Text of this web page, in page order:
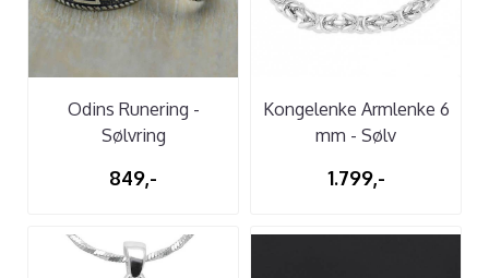
Odins Runering -
Sølvring
849,-
Kongelenke Armlenke 6
mm - Sølv
1.799,-